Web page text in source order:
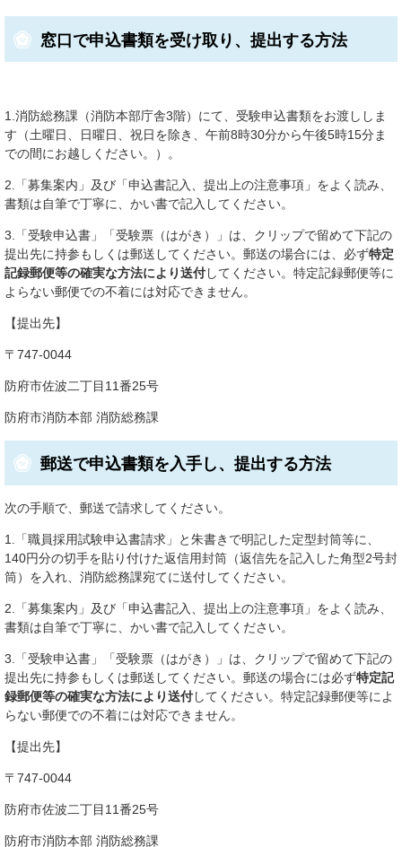
窓口で申込書類を受け取り、提出する方法
1.消防総務課（消防本部庁舎3階）にて、受験申込書類をお渡ししま
す（土曜日、日曜日、祝日を除き、午前8時30分から午後5時15分ま
での間にお越しください。）。
2.「募集案内」及び「申込書記入、提出上の注意事項」をよく読み、
書類は自筆で丁寧に、かい書で記入してください。
3.「受験申込書」「受験票（はがき）」は、クリップで留めて下記の
提出先に持参もしくは郵送してください。郵送の場合には、必ず特定
記録郵便等の確実な方法により送付してください。特定記録郵便等に
よらない郵便での不着には対応できません。
【提出先】
〒747-0044
防府市佐波二丁目11番25号
防府市消防本部 消防総務課
郵送で申込書類を入手し、提出する方法
次の手順で、郵送で請求してください。
1.「職員採用試験申込書請求」と朱書きで明記した定型封筒等に、
140円分の切手を貼り付けた返信用封筒（返信先を記入した角型2号封
筒）を入れ、消防総務課宛てに送付してください。
2.「募集案内」及び「申込書記入、提出上の注意事項」をよく読み、
書類は自筆で丁寧に、かい書で記入してください。
3.「受験申込書」「受験票（はがき）」は、クリップで留めて下記の
提出先に持参もしくは郵送してください。郵送の場合には必ず特定記
録郵便等の確実な方法により送付してください。特定記録郵便等によ
らない郵便での不着には対応できません。
【提出先】
〒747-0044
防府市佐波二丁目11番25号
防府市消防本部 消防総務課